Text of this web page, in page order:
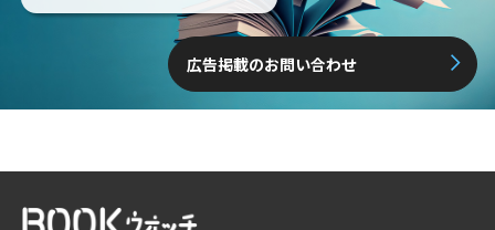
広告掲載のお問い合わせ